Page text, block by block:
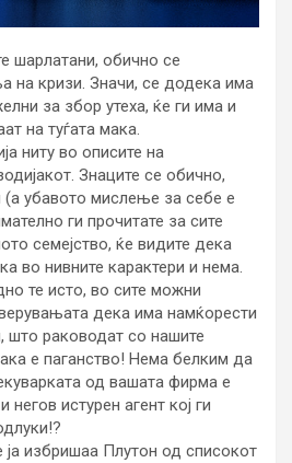
шарлатани, обично се
на кризи. Значи, се додека има
за збор утеха, ќе ги има и
на туѓата мака.
ниту во описите на
Знаците се обично,
убавото мислење за себе е
ги прочитате за сите
семејство, ќе видите дека
во нивните карактери и нема.
те исто, во сите можни
дека има намќорести
што раководат со нашите
е паганство! Нема белким да
од вашата фирма е
истурен агент кој ги
ја избришаа Плутон од списокот